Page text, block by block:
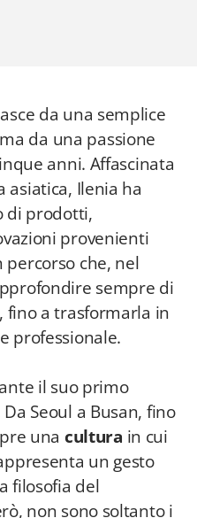
da una semplice
da una passione
anni. Affascinata
asiatica, Ilenia ha
di prodotti,
provenienti
percorso che, nel
sempre di
, fino a trasformarla in
professionale.
il suo primo
Seoul a Busan, fino
una cultura in cui
un gesto
filosofia del
non sono soltanto i